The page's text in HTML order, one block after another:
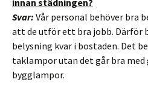
innan städningen?
Svar: Vår personal behöver bra
att de utför ett bra jobb. Därför
belysning kvar i bostaden. Det
taklampor utan det går bra
bygglampor.